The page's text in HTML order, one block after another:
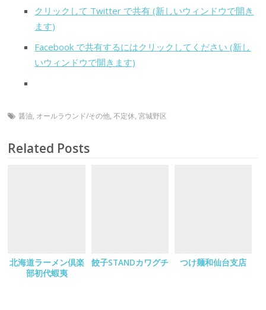
クリックして Twitter で共有 (新しいウィンドウで開き
ます)
Facebook で共有するにはクリックしてください (新し
いウィンドウで開きます)
醤油, オールラウンド/その他,不定休,宮城野区
Related Posts
北海道ラーメン倶楽
部初代蝦夷
餃子STANDカワグチ つけ麺和仙台支店